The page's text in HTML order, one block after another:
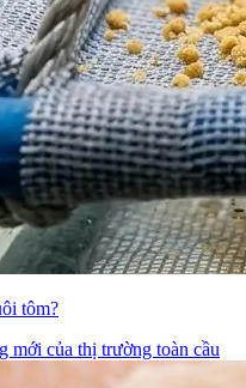
tôm?
mới của thị trường toàn cầu